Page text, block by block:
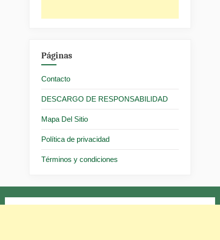
Páginas
Contacto
DESCARGO DE RESPONSABILIDAD
Mapa Del Sitio
Política de privacidad
Términos y condiciones